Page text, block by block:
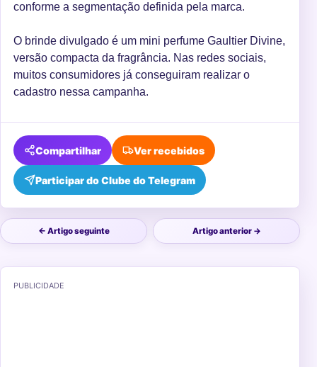
conforme a segmentação definida pela marca.
O brinde divulgado é um mini perfume Gaultier Divine,
versão compacta da fragrância. Nas redes sociais,
muitos consumidores já conseguiram realizar o
cadastro nessa campanha.
Compartilhar
Participar do Clube do Telegram
Ver recebidos
← Artigo seguinte Artigo anterior →
PUBLICIDADE